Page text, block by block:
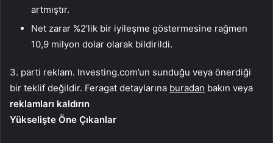
artmıştır.
Net zarar %2’lik bir iyileşme göstermesine rağmen
10,9 milyon dolar olarak bildirildi.
3. parti reklam. Investing.com’un sunduğu veya önerdiği
bir teklif değildir. Feragat detaylarına buradan bakın veya
reklamları kaldırın
Yükselişte Öne Çıkanlar